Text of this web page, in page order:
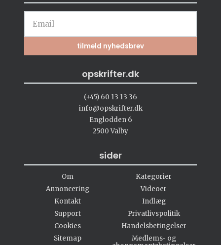
opskrifter.dk
(+45) 60 13 13 36
info@opskrifter.dk
Englodden 6
2500 Valby
sider
Om
Annoncering
Kontakt
Support
Cookies
Sitemap
Kategorier
Videoer
Indlæg
Privatlivspolitik
Handelsbetingelser
Medlems- og